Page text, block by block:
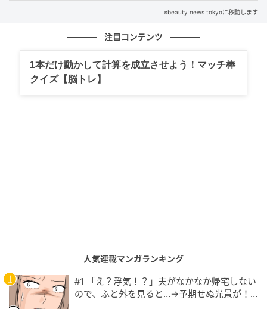
※beauty news tokyoに移動します
注目コンテンツ
1本だけ動かして計算を成立させよう！マッチ棒
クイズ【脳トレ】
人気連載マンガランキング
#1 「え？浮気！？」夫がなかなか帰宅しない
ので、ふと外を見ると…→予期せぬ光景が！